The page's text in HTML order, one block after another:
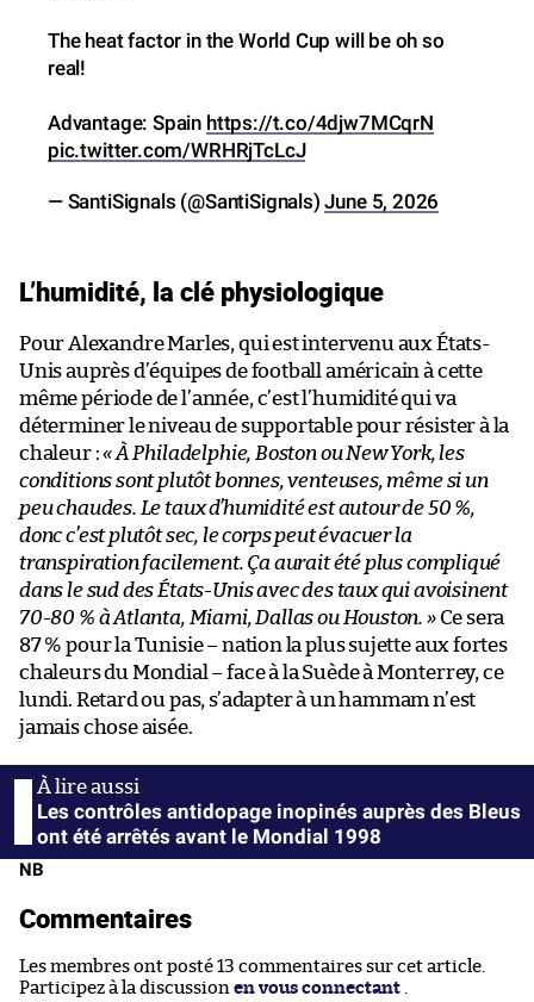
The heat factor in the World Cup will be oh so
real!
Advantage: Spain https://t.co/4djw7MCqrN
pic.twitter.com/WRHRjTcLcJ
— SantiSignals (@SantiSignals)June 5, 2026
L’humidité, la clé physiologique
Pour Alexandre Marles, qui est intervenu aux États-
Unis auprès d’équipes de football américain à cette
même période de l’année, c’est l’humidité qui va
déterminer le niveau de supportable pour résister à la
chaleur :« À Philadelphie, Boston ou New York, les
conditions sont plutôt bonnes, venteuses, même si un
peu chaudes. Le taux d’humidité est autour de 50 %,
donc c’est plutôt sec, le corps peut évacuer la
transpiration facilement. Ça aurait été plus compliqué
dans le sud des États-Unis avec des taux qui avoisinent
70-80 % à Atlanta, Miami, Dallas ou Houston. » Ce sera
87 % pour la Tunisie – nation la plus sujette aux fortes
chaleurs du Mondial – face à la Suède à Monterrey, ce
lundi. Retard ou pas, s’adapter à un hammam n’est
jamais chose aisée.
Les contrôles antidopage inopinés auprès des Bleus
ont été arrêtés avant le Mondial 1998
NB
Commentaires
Les membres ont posté 13 commentaires sur cet article.
Participez à la discussion en vous connectant